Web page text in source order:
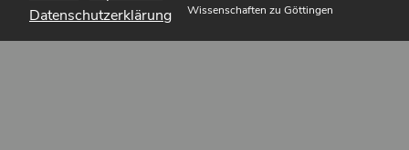
Datenschutzerklärung
Wissenschaften zu Göttingen